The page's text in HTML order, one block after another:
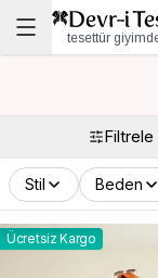
tesettür
Filtrele
Stil Beden
Ücretsiz Kargo